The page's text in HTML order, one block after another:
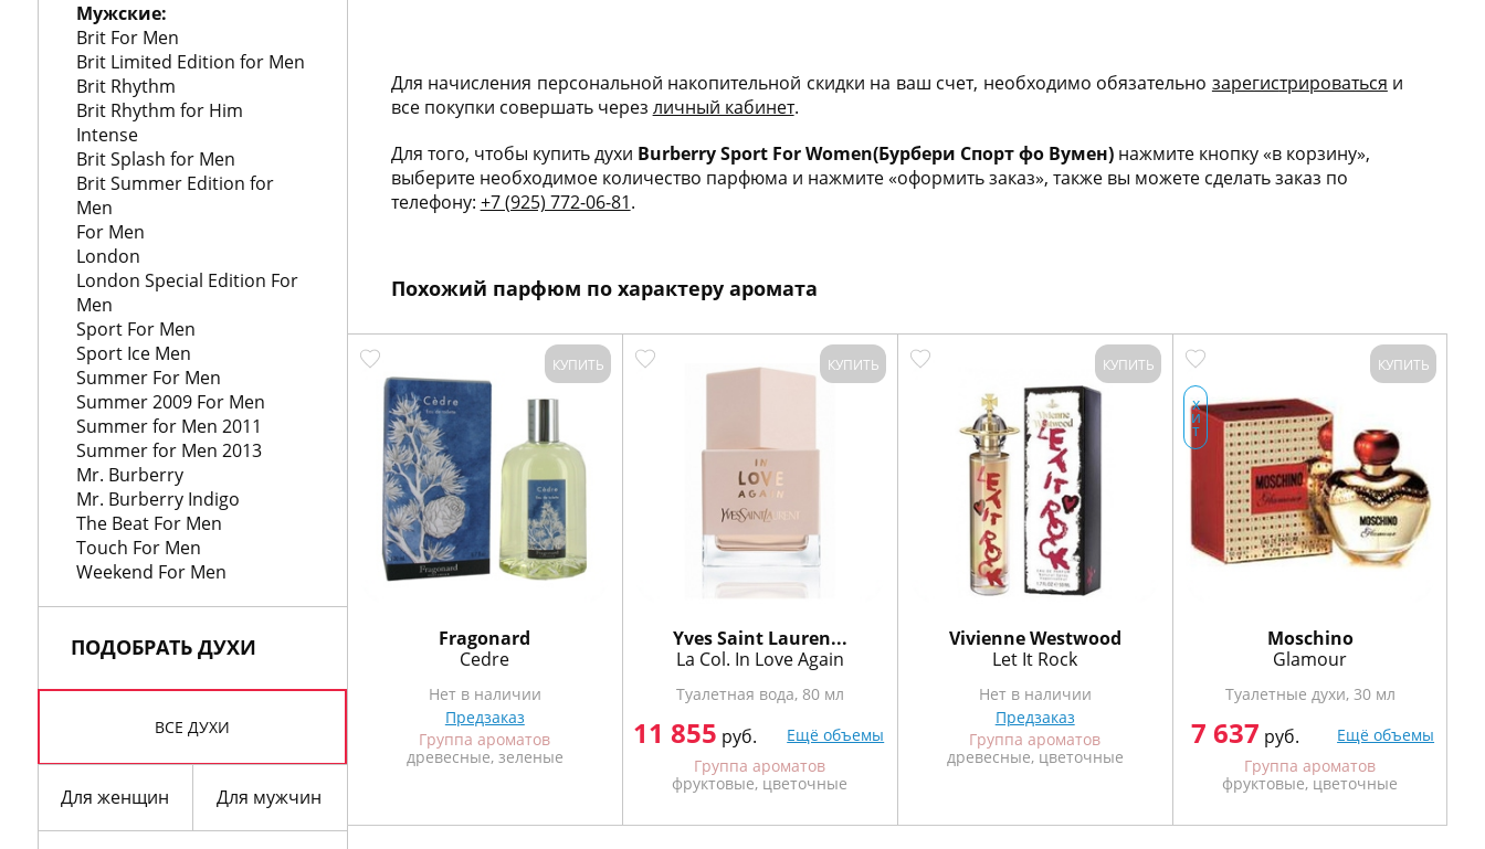
Мужские:
Brit For Men
Brit Limited Edition for Men
Brit Rhythm
Brit Rhythm for Him
Intense
Brit Splash for Men
Brit Summer Edition for
Men
For Men
London
London Special Edition For
Men
Sport For Men
Sport Ice Men
Summer For Men
Summer 2009 For Men
Summer for Men 2011
Summer for Men 2013
Mr. Burberry
Mr. Burberry Indigo
The Beat For Men
Touch For Men
Weekend For Men
ПОДОБРАТЬ ДУХИ
ВСЕ ДУХИ
Для женщин Для мужчин
Для начисления персональной накопительной скидки на ваш счет, необходимо обязательно зарегистрироваться и
все покупки совершать через личный кабинет.
Для того, чтобы купить духи Burberry Sport For Women(Бурбери Спорт фо Вумен)нажмите кнопку «в корзину»,
выберите необходимое количество парфюма и нажмите «оформить заказ», также вы можете сделать заказ по
телефону: +7 (925) 772-06-81.
Похожий парфюм по характеру аромата
Jennifer Aniston
Lolavie
Нет в наличии
Предзаказ
Группа ароматов
КУПИТЬ
Fragonard
Cedre
Нет в наличии
Предзаказ
Группа ароматов
древесные, зеленые
КУПИТЬ
Yves Saint Lauren...
La Col. In Love Again
Туалетная вода, 80 мл
11 855 руб.
Ещё объемы
Группа ароматов
фруктовые, цветочные
КУПИТЬ
Vivienne Westwood
Let It Rock
Нет в наличии
Предзаказ
Группа ароматов
древесные, цветочные
КУПИТЬ
х
и
т
Moschino
Glamour
Туалетные духи, 30 мл
7 637 руб.
Ещё объемы
Группа ароматов
фруктовые, цветочные